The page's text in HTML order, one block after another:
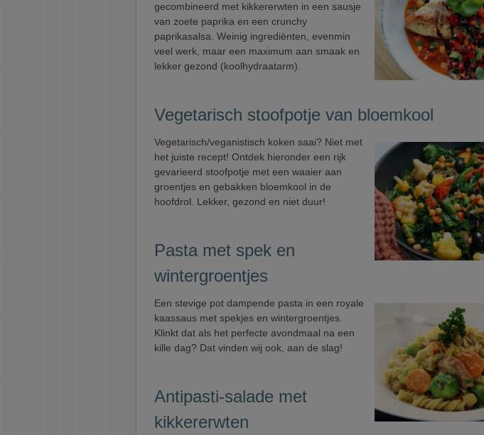
gecombineerd met kikkererwten in een sausje
van zoete paprika en een crunchy
paprikasalsa. Weinig ingrediënten, evenmin
veel werk, maar een maximum aan smaak en
lekker gezond (koolhydraatarm).
Vegetarisch stoofpotje van bloemkool
Vegetarisch/veganistisch koken saai? Niet met
het juiste recept! Ontdek hieronder een rijk
gevarieerd stoofpotje met een waaier aan
groentjes en gebakken bloemkool in de
hoofdrol. Lekker, gezond en niet duur!
Pasta met spek en
wintergroentjes
Een stevige pot dampende pasta in een royale
kaassaus met spekjes en wintergroentjes.
Klinkt dat als het perfecte avondmaal na een
kille dag? Dat vinden wij ook, aan de slag!
Antipasti-salade met
kikkererwten